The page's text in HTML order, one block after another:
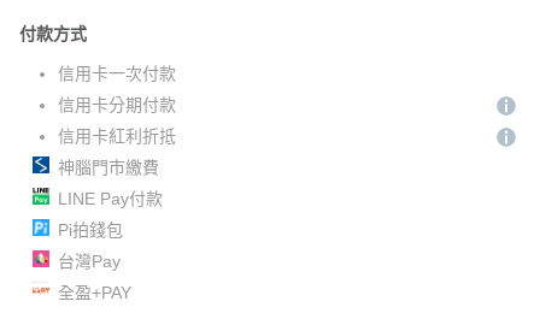
付款方式
信用卡一次付款
信用卡分期付款
信用卡紅利折抵
神腦門市繳費
LINE Pay付款
Pi拍錢包
台灣Pay
全盈+PAY